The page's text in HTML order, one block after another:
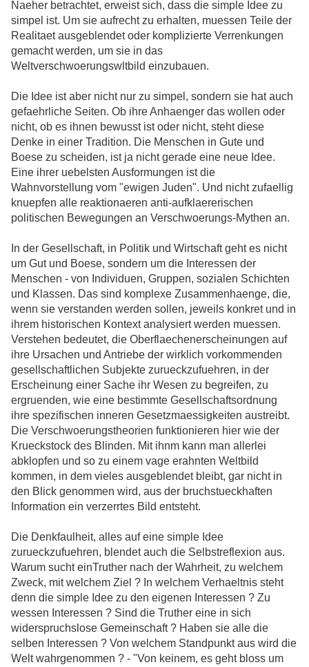
Naeher betrachtet, erweist sich, dass die simple Idee zu
simpel ist. Um sie aufrecht zu erhalten, muessen Teile der
Realitaet ausgeblendet oder komplizierte Verrenkungen
gemacht werden, um sie in das
Weltverschwoerungswltbild einzubauen.
Die Idee ist aber nicht nur zu simpel, sondern sie hat auch
gefaehrliche Seiten. Ob ihre Anhaenger das wollen oder
nicht, ob es ihnen bewusst ist oder nicht, steht diese
Denke in einer Tradition. Die Menschen in Gute und
Boese zu scheiden, ist ja nicht gerade eine neue Idee.
Eine ihrer uebelsten Ausformungen ist die
Wahnvorstellung vom "ewigen Juden". Und nicht zufaellig
knuepfen alle reaktionaeren anti-aufklaererischen
politischen Bewegungen an Verschwoerungs-Mythen an.
In der Gesellschaft, in Politik und Wirtschaft geht es nicht
um Gut und Boese, sondern um die Interessen der
Menschen - von Individuen, Gruppen, sozialen Schichten
und Klassen. Das sind komplexe Zusammenhaenge, die,
wenn sie verstanden werden sollen, jeweils konkret und in
ihrem historischen Kontext analysiert werden muessen.
Verstehen bedeutet, die Oberflaechenerscheinungen auf
ihre Ursachen und Antriebe der wirklich vorkommenden
gesellschaftlichen Subjekte zurueckzufuehren, in der
Erscheinung einer Sache ihr Wesen zu begreifen, zu
ergruenden, wie eine bestimmte Gesellschaftsordnung
ihre spezifischen inneren Gesetzmaessigkeiten austreibt.
Die Verschwoerungstheorien funktionieren hier wie der
Krueckstock des Blinden. Mit ihnm kann man allerlei
abklopfen und so zu einem vage erahnten Weltbild
kommen, in dem vieles ausgeblendet bleibt, gar nicht in
den Blick genommen wird, aus der bruchstueckhaften
Information ein verzerrtes Bild entsteht.
Die Denkfaulheit, alles auf eine simple Idee
zurueckzufuehren, blendet auch die Selbstreflexion aus.
Warum sucht einTruther nach der Wahrheit, zu welchem
Zweck, mit welchem Ziel ? In welchem Verhaeltnis steht
denn die simple Idee zu den eigenen Interessen ? Zu
wessen Interessen ? Sind die Truther eine in sich
widerspruchslose Gemeinschaft ? Haben sie alle die
selben Interessen ? Von welchem Standpunkt aus wird die
Welt wahrgenommen ? - "Von keinem, es geht bloss um